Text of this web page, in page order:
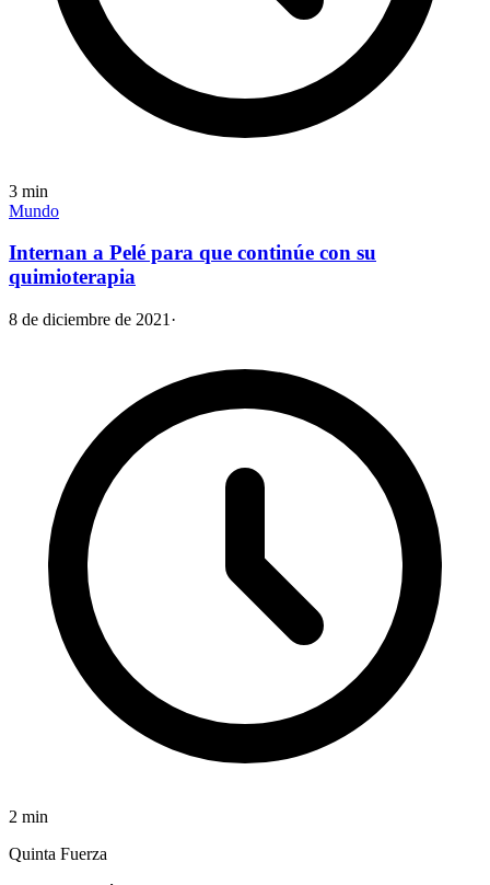
3 min
Mundo
Internan a Pelé para que continúe con su
quimioterapia
8 de diciembre de 2021 ·
2 min
Quinta Fuerza